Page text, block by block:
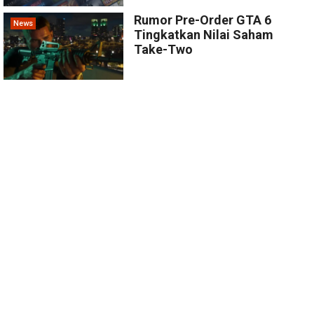
News
Rumor Pre-Order GTA 6
Tingkatkan Nilai Saham
Take-Two